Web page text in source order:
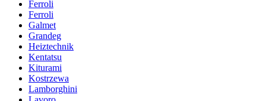
Ferroli
Ferroli
Galmet
Grandeg
Heiztechnik
Kentatsu
Kiturami
Kostrzewa
Lamborghini